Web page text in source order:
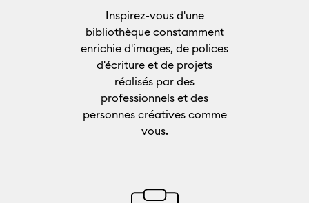
Inspirez-vous d'une
bibliothèque constamment
enrichie d'images, de polices
d'écriture et de projets
réalisés par des
professionnels et des
personnes créatives comme
vous.